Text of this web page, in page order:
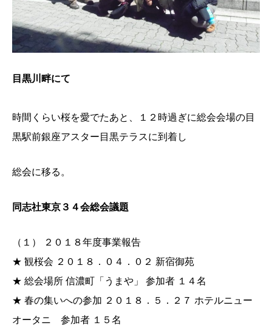
目黒川畔にて
時間くらい桜を愛でたあと、１２時過ぎに総会会場の目
黒駅前銀座アスター目黒テラスに到着し
総会に移る。
同志社東京３４会総会議題
（１） ２０１８年度事業報告
★ 観桜会 ２０１８．０４．０２ 新宿御苑
★ 総会場所 信濃町「うまや」 参加者 １４名
★ 春の集いへの参加 ２０１８．５．２７ ホテルニュー
オータニ 参加者 １５名